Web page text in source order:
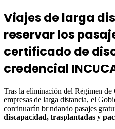
Viajes de larga
reservar los
certificado de
credencial
Tras la eliminación del Régimen de
empresas de larga distancia, el
continuarán brindando pasajes
discapacidad, trasplantadas y